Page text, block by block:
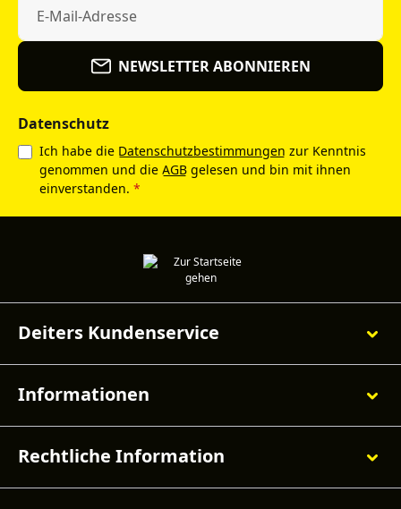
NEWSLETTER ABONNIEREN
Datenschutz
Ich habe die Datenschutzbestimmungen zur Kenntnis
genommen und die AGB gelesen und bin mit ihnen
einverstanden. *
Deiters Kundenservice
Informationen
Rechtliche Information